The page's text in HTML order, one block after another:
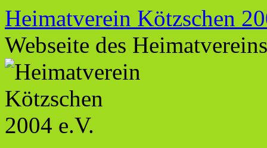
Zum
Inhalt
springen
Heimatverein Kötzschen
Webseite des